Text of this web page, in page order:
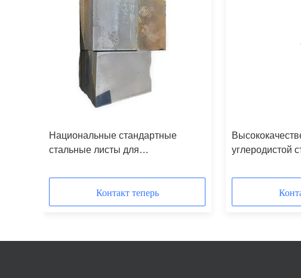
Национальные стандартные
стальные листы для
происхождение Цзянсу
Контакт теперь
углеродистой
резки